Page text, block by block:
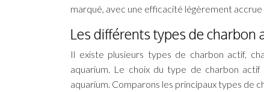
marqué, avec une efficacité légèrement
Les différents types de charbon
Il existe plusieurs types de charbon actif,
aquarium. Le choix du type de charbon
aquarium. Comparons les principaux types de